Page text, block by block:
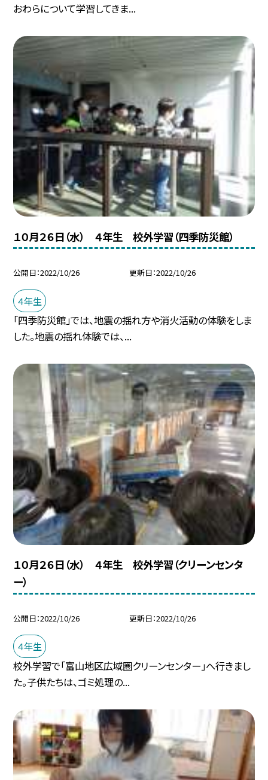
おわらについて学習してきま...
１０月２６日（水） ４年生 校外学習（四季防災館）
公開日 2022/10/26 更新日 2022/10/26
４年生
「四季防災館」では、地震の揺れ方や消火活動の体験をしま
した。地震の揺れ体験では、...
１０月２６日（水） ４年生 校外学習（クリーンセンタ
ー）
公開日 2022/10/26 更新日 2022/10/26
４年生
校外学習で「富山地区広域圏クリーンセンター」へ行きまし
た。子供たちは、ゴミ処理の...